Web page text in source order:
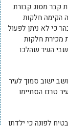
קבר מסוג קבורת
הקימה חלקות
כי לא ניתן לפעול
מכירת חלקות
העיר שהלכו
ישוב סמוך לעיר
טרם הסתיימו
לפונה כי ילדתו